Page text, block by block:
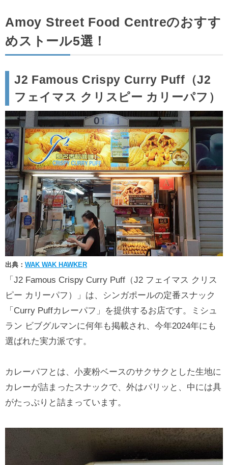
Amoy Street Food Centreのおすす
めストール5選！
J2 Famous Crispy Curry Puff（J2
フェイマス クリスピー カリーパフ）
出典： WAK WAK HAWKER
「J2 Famous Crispy Curry Puff（J2 フェイマス クリス
ピー カリーパフ）」は、シンガポールの定番スナック
「Curry Puffカレーパフ」を提供するお店です。ミシュ
ラン ビブグルマンに何年も掲載され、今年2024年にも
選ばれた実力派です。
カレーパフとは、小麦粉ベースのサクサクとした生地に
カレーが詰まったスナックで、外はパリッと、中には具
がたっぷりと詰まっています。